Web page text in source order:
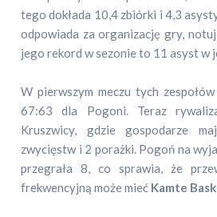
tego dokłada 10,4 zbiórki i 4,3
odpowiada za organizację gry,
jego rekord w sezonie to 11 asyst w
W pierwszym meczu tych
67:63 dla Pogoni. Teraz
Kruszwicy, gdzie gospodarze
zwycięstw i 2 porażki. Pogoń na
przegrała 8, co sprawia, że
frekwencyjną może mieć Kamte